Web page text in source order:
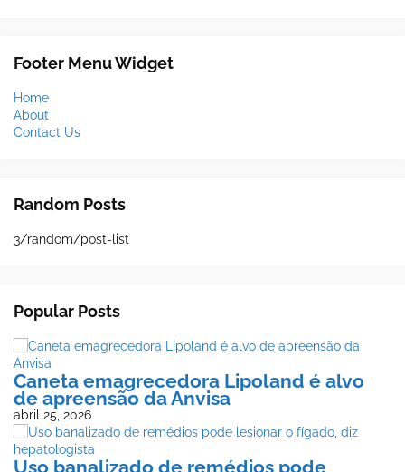
Footer Menu Widget
Home
About
Contact Us
Random Posts
3/random/post-list
Popular Posts
Caneta emagrecedora Lipoland é alvo
de apreensão da Anvisa
abril 25, 2026
Uso banalizado de remédios pode